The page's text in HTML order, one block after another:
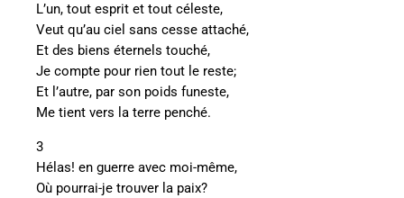
L’un, tout esprit et tout céleste,
Veut qu’au ciel sans cesse attaché,
Et des biens éternels touché,
Je compte pour rien tout le reste;
Et l’autre, par son poids funeste,
Me tient vers la terre penché.
3
Hélas! en guerre avec moi-même,
Où pourrai-je trouver la paix?